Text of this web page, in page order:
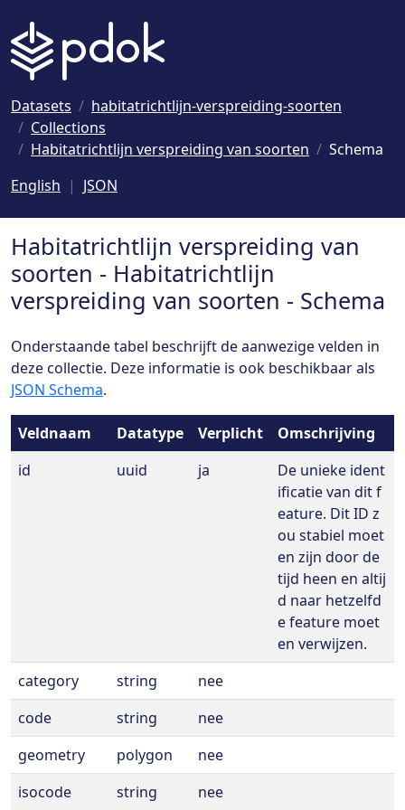
Datasets
habitatrichtlijn-verspreiding-soorten
Collections
Habitatrichtlijn verspreiding van soorten
Schema
English
JSON
Habitatrichtlijn verspreiding van
soorten - Habitatrichtlijn
verspreiding van soorten - Schema
Onderstaande tabel beschrijft de aanwezige velden in
deze collectie. Deze informatie is ook beschikbaar als
JSON Schema.
Veldnaam Datatype Verplicht
Omschrijving
id
uuid ja
De unieke ident
ificatie van dit f
eature. Dit ID z
ou stabiel moet
en zijn door de
tijd heen en altij
d naar hetzelfd
e feature moet
en verwijzen.
category
string
nee
code
string
nee
geometry
polygon
nee
isocode
string nee